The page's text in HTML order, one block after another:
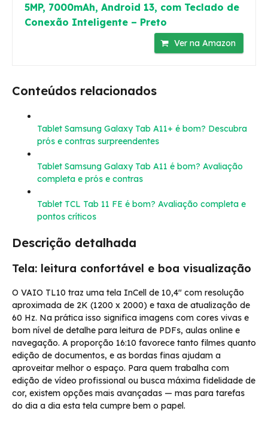
5MP, 7000mAh, Android 13, com Teclado de
Conexão Inteligente – Preto
Ver na Amazon
Conteúdos relacionados
Tablet Samsung Galaxy Tab A11+ é bom? Descubra
prós e contras surpreendentes
Tablet Samsung Galaxy Tab A11 é bom? Avaliação
completa e prós e contras
Tablet TCL Tab 11 FE é bom? Avaliação completa e
pontos críticos
Descrição detalhada
Tela: leitura confortável e boa visualização
O VAIO TL10 traz uma tela InCell de 10,4″ com resolução
aproximada de 2K (1200 x 2000) e taxa de atualização de
60 Hz. Na prática isso significa imagens com cores vivas e
bom nível de detalhe para leitura de PDFs, aulas online e
navegação. A proporção 16:10 favorece tanto filmes quanto
edição de documentos, e as bordas finas ajudam a
aproveitar melhor o espaço. Para quem trabalha com
edição de vídeo profissional ou busca máxima fidelidade de
cor, existem opções mais avançadas — mas para tarefas
do dia a dia esta tela cumpre bem o papel.